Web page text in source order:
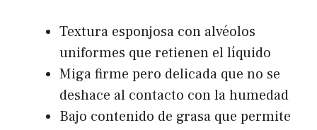
Textura esponjosa con alvéolos
uniformes que retienen el líquido
Miga firme pero delicada que no se
deshace al contacto con la humedad
Bajo contenido de grasa que permite